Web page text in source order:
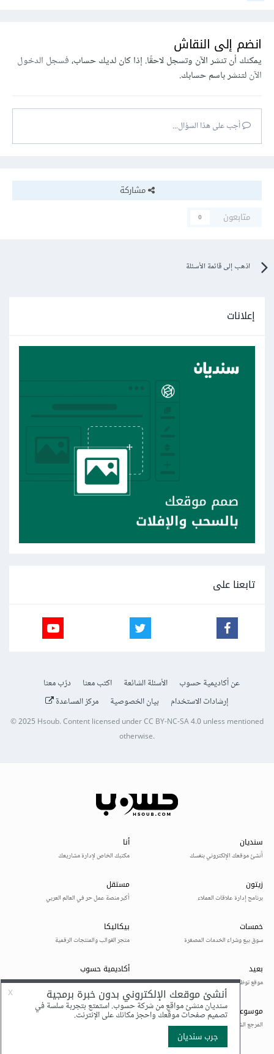
انضم إلى النقاش
يمكنك أن تنشر الآن وتسجل لاحقًا. إذا كان لديك حساب،فسجل الدخول
الآنلتنشر باسم حسابك.
أجب على هذا السؤال...
مشاركة
متابعون
0
اذهب إلى قائمة الأسئلة
إعلانات
تابعنا على
عن أكاديمية حسوب الأسئلة الشائعة اكتب معنا
درّب معنا
إرشادات الاستخدام
بيان الخصوصية مركز المساعدة
© 2025Hsoub.Content licensed underCC BY-NC-SA 4.0unless mentioned
otherwise.